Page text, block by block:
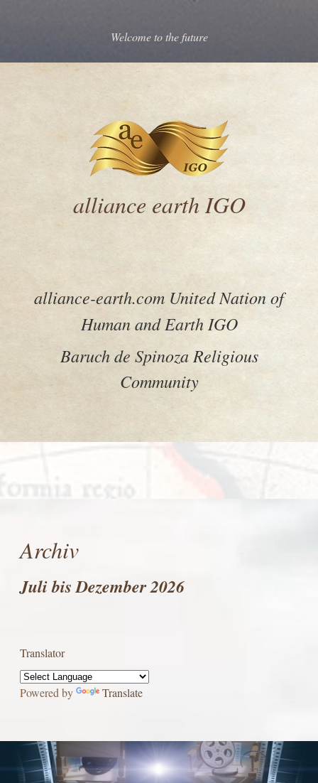
Welcome to the future
alliance earth IGO
alliance-earth.com United Nation of
Human and Earth IGO
Baruch de Spinoza Religious
Community
Archiv
Juli bis Dezember 2026
Translator
Powered by Translate